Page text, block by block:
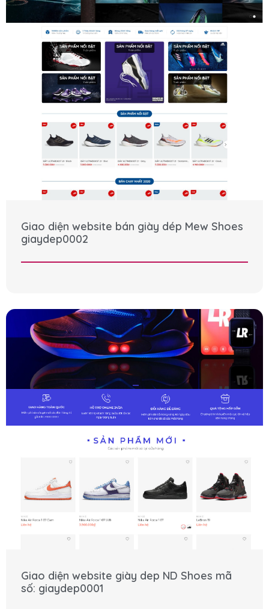
Giao diện website bán giày dép Mew Shoes
giaydep0002
Giao diện website giày dep ND Shoes mã
số: giaydep0001